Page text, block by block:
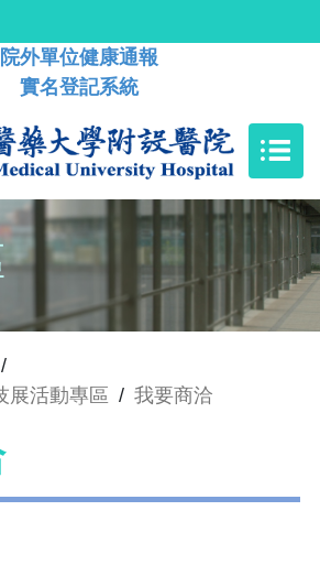
院外單位健康通報
實名登記系統
/
展活動專區 / 我要商洽